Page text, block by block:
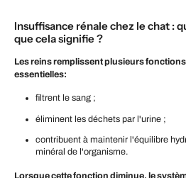
Insuffisance rénale chez le chat :
que cela signifie ?
Les reins remplissent plusieurs fonctions
essentielles:
filtrent le sang ;
éliminent les déchets par l'urine ;
contribuent à maintenir l'équilibre
minéral de l'organisme.